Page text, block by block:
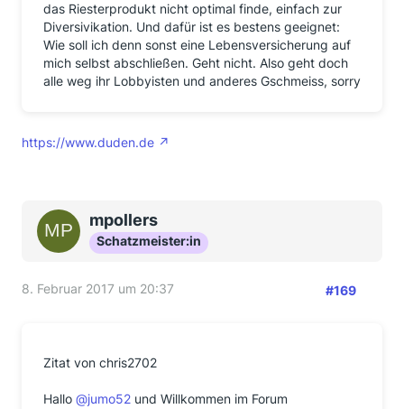
das Riesterprodukt nicht optimal finde, einfach zur
Diversivikation. Und dafür ist es bestens geeignet:
Wie soll ich denn sonst eine Lebensversicherung auf
mich selbst abschließen. Geht nicht. Also geht doch
alle weg ihr Lobbyisten und anderes Gschmeiss, sorry
https://www.duden.de
mpollers
Schatzmeister:in
8. Februar 2017 um 20:37 #169
Zitat von chris2702
Hallo @jumo52 und Willkommen im Forum